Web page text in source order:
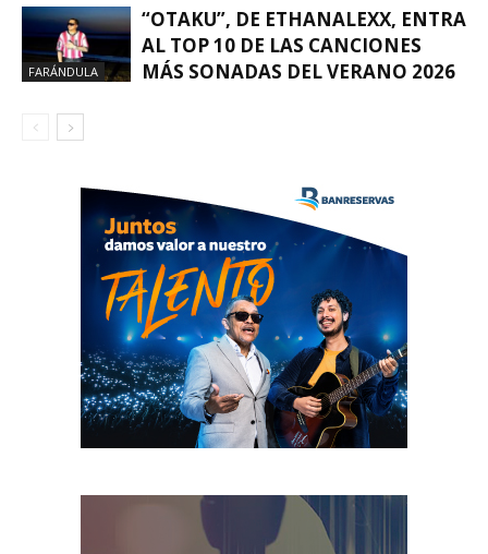
FARÁNDULA
“OTAKU”, DE ETHANALEXX, ENTRA
AL TOP 10 DE LAS CANCIONES
MÁS SONADAS DEL VERANO 2026